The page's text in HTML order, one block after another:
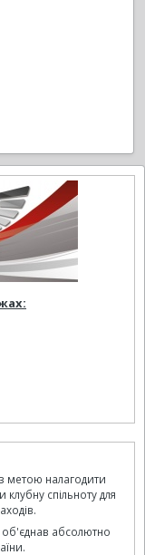
метою налагодити
спільноту для
абсолютно